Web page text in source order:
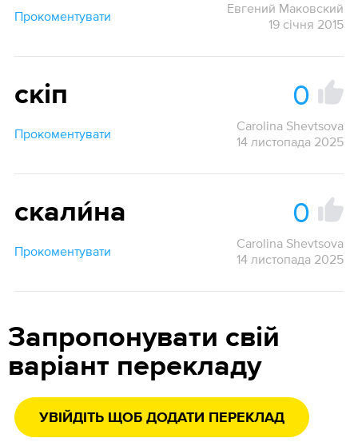
Прокоментувати
Евгений Маковский
19 січня 2015
скіп 0
Прокоментувати
Carolina Shevtsova
14 листопада 2025
скали́на 0
Прокоментувати
Carolina Shevtsova
14 листопада 2025
Запропонувати свій
варіант перекладу
УВІЙДІТЬ ЩОБ ДОДАТИ ПЕРЕКЛАД